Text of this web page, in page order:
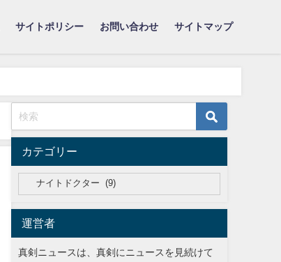
サイトポリシー お問い合わせ サイトマップ
カテゴリー
運営者
真剣ニュースは、真剣にニュースを見続けて